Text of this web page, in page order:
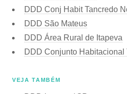
DDD Conj Habit Tancredo
DDD São Mateus
DDD Área Rural de Itapeva
DDD Conjunto Habitacional
VEJA TAMBÉM